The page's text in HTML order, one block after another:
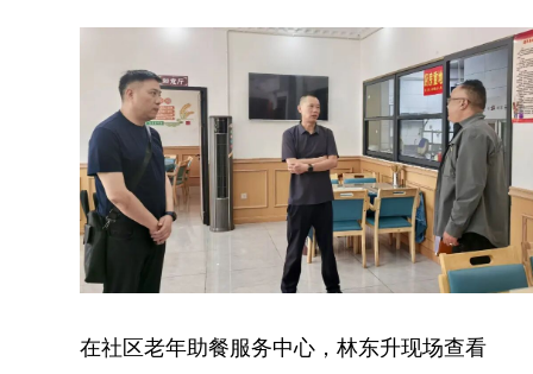
在社区老年助餐服务中心，林东升现场查看